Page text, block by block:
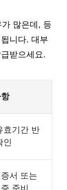
많은데, 등
니다. 대부
받으세요.
효기간 반
인
서 또는
준비